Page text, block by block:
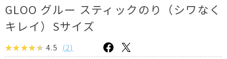
GLOO グルー スティックのり（シワなく
キレイ）Sサイズ
4.5 (2)